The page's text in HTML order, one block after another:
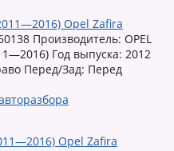
Opel Zafira
Производитель: OPEL
Год выпуска: 2012
Перед/Зад: Перед